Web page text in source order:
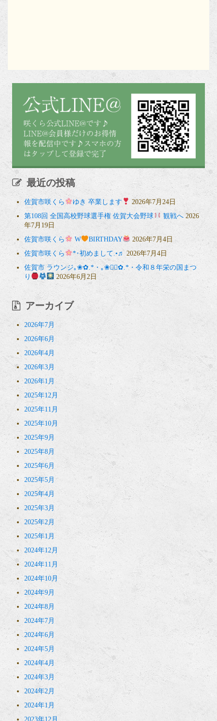
最近の投稿
佐賀市咲くら ゆき 卒業します
2026年7月24日
第108回 全国高校野球選手権 佐賀大会野球
観戦へ 2026
年7月19日
佐賀市咲くら
W BIRTHDAY
2026年7月4日
佐賀市咲くら
*･初めまして.•♬ 2026年7月4日
佐賀市 ラウンジ｡❀✿.*・｡❀❁⃘✿.*・令和８年栄の国まつ
り
2026年6月2日
アーカイブ
2026年7月
2026年6月
2026年4月
2026年3月
2026年1月
2025年12月
2025年11月
2025年10月
2025年9月
2025年8月
2025年6月
2025年5月
2025年4月
2025年3月
2025年2月
2025年1月
2024年12月
2024年11月
2024年10月
2024年9月
2024年8月
2024年7月
2024年6月
2024年5月
2024年4月
2024年3月
2024年2月
2024年1月
2023年12月